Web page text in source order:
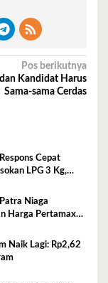
Pos berikutnya
Kandidat Harus
Sama-sama Cerdas
Cepat
LPG 3 Kg,
Kondusif
Niaga
Harga Pertamax
Naik Lagi: Rp2,62